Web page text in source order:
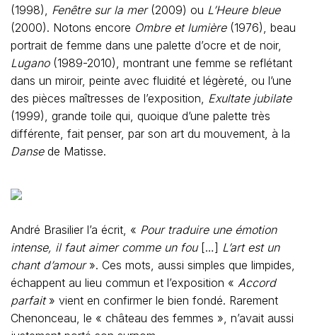
(1998), Fenêtre sur la mer(2009) ou L’Heure bleue
(2000). Notons encore Ombre et lumière (1976), beau
portrait de femme dans une palette d’ocre et de noir,
Lugano(1989-2010), montrant une femme se reflétant
dans un miroir, peinte avec fluidité et légèreté, ou l’une
des pièces maîtresses de l’exposition, Exultate jubilate
(1999), grande toile qui, quoique d’une palette très
différente, fait penser, par son art du mouvement, à la
Dansede Matisse.
André Brasilier l’a écrit, « Pour traduire une émotion
intense, il faut aimer comme un fou[…] L’art est un
chant d’amour». Ces mots, aussi simples que limpides,
échappent au lieu commun et l’exposition « Accord
parfait» vient en confirmer le bien fondé. Rarement
Chenonceau, le « château des femmes », n’avait aussi